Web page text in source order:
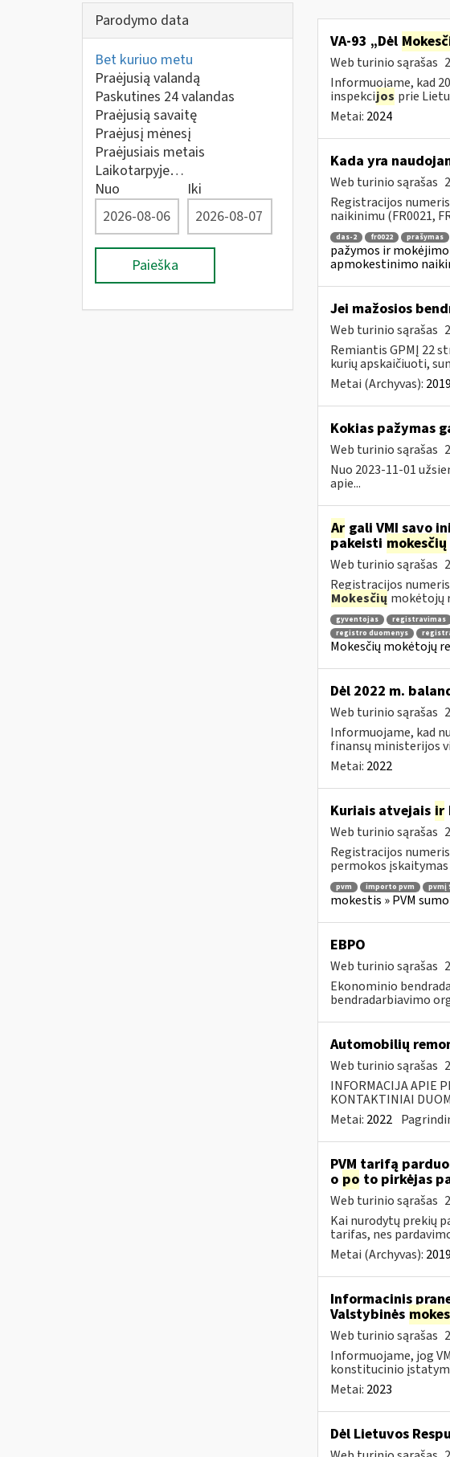
Parodymo data
Bet kuriuo metu
Praėjusią valandą
Paskutines 24 valandas
Praėjusią savaitę
Praėjusį mėnesį
Praėjusiais metais
Laikotarpyje…
Nuo
Iki
Paieška
VA-93 „Dėl
Web turinio sąrašas
Informuojame, kad
inspekcijos prie
Metai: 2024
Kada yra
Web turinio sąrašas
Registracijos
naikinimu (FR0021,
das-2 fr0022 prašymas
pažymos ir mokėjimo
apmokestinimo
Jei mažosios
Web turinio sąrašas
Remiantis GPMĮ 22
kurių apskaičiuoti,
Metai (Archyvas): 2019
Kokias pažymas
Web turinio sąrašas
Nuo 2023-11-01
apie...
Argali VMI savo
pakeisti mokesčių
Web turinio sąrašas
Registracijos
Mokesčių mokėtojų
gyventojas registravimas
registro duomenys
Mokesčių mokėtojų
Dėl 2022 m.
Web turinio sąrašas
Informuojame, kad
finansų ministerijos
Metai: 2022
Kuriais atvejais ir
Web turinio sąrašas
Registracijos
permokos įskaitymas
pvm importo pvm pvmį
mokestis » PVM
EBPO
Web turinio sąrašas
Ekonominio
bendradarbiavimo
Automobilių
Web turinio sąrašas
INFORMACIJA APIE
KONTAKTINIAI
Metai: 2022
PVM tarifą
o po to pirkėjas
Web turinio sąrašas
Kai nurodytų prekių
tarifas, nes
Metai (Archyvas): 2019
Informacinis
Valstybinės
Web turinio sąrašas
Informuojame, jog
konstitucinio
Metai: 2023
Dėl Lietuvos